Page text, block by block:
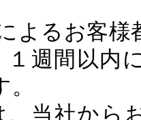
よるお客
１週間以
、当社か